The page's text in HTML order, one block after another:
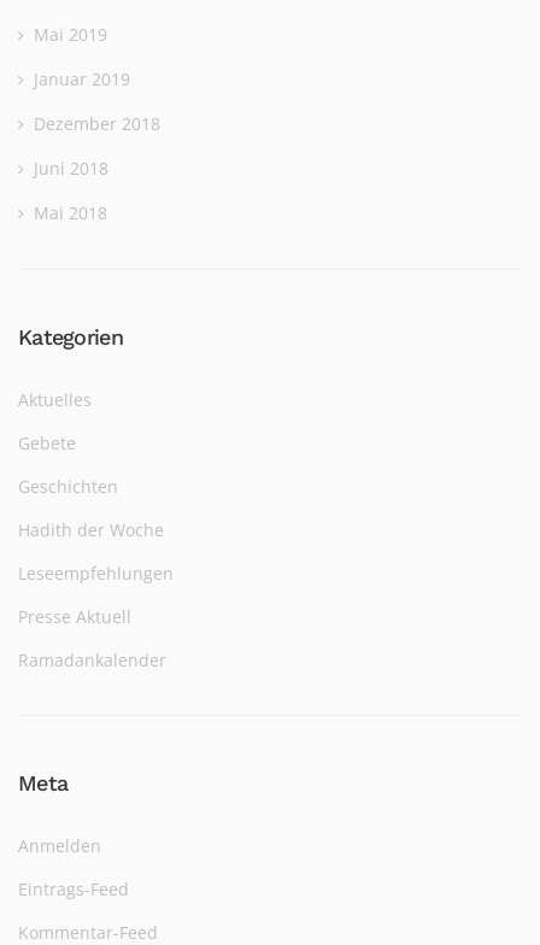
Mai 2019
Januar 2019
Dezember 2018
Juni 2018
Mai 2018
Kategorien
Aktuelles
Gebete
Geschichten
Hadith der Woche
Leseempfehlungen
Presse Aktuell
Ramadankalender
Meta
Anmelden
Eintrags-Feed
Kommentar-Feed